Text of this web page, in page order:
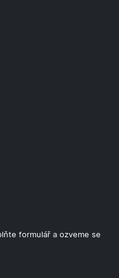
formulář a ozveme se